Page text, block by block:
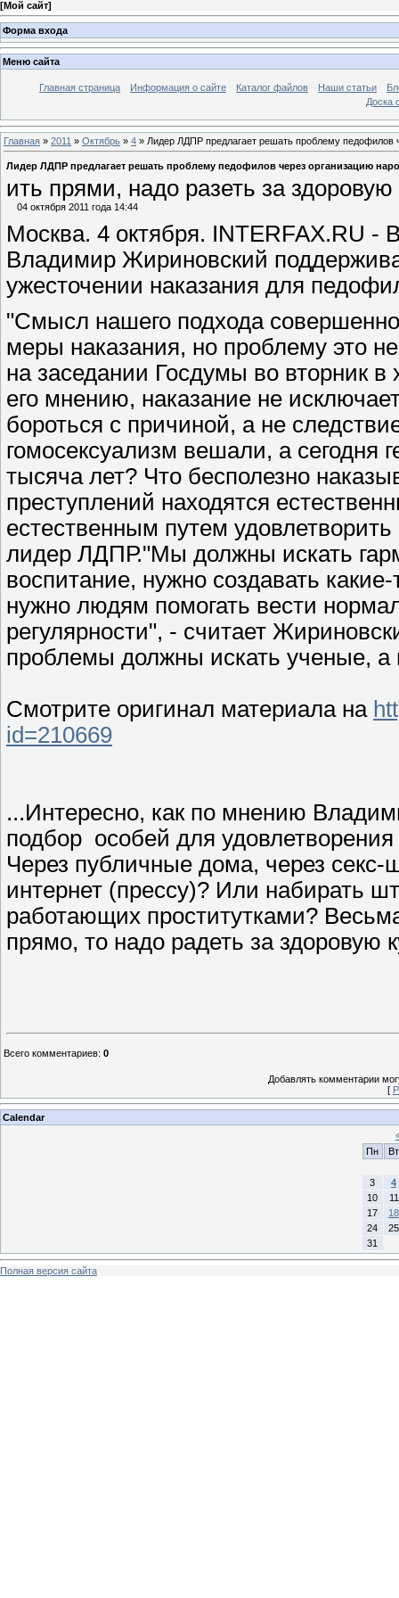
[Мой сайт]
Форма входа
Меню сайта
Главная страница Информация о сайте Каталог файлов Наши статьи
Доска
Главная » 2011 » Октябрь » 4 » Лидер ЛДПР предлагает решать проблему педофилов
Лидер ЛДПР предлагает решать проблему педофилов через организацию
ить прями, надо разеть за здоровую
04 октября 2011 года 14:44
Москва. 4 октября. INTERFAX.RU
Владимир Жириновский
ужесточении наказания для
"Смысл нашего подхода
меры наказания, но проблему это
на заседании Госдумы во вторник в
его мнению, наказание не
бороться с причиной, а не
гомосексуализм вешали, а сегодня
тысяча лет? Что бесполезно
преступлений находятся
естественным путем
лидер ЛДПР."Мы должны искать
воспитание, нужно создавать
нужно людям помогать вести
регулярности", - считает
проблемы должны искать ученые,
Смотрите оригинал материала на
id=210669
...Интересно, как по мнению
подбор особей для
Через публичные дома, через секс-
интернет (прессу)? Или набирать
работающих проститутками?
прямо, то надо радеть за здоровую
Всего комментариев: 0
Добавлять комментарии
[
Calendar
Пн
Вт
3
4
10
11
17
18
24
25
31
Полная версия сайта